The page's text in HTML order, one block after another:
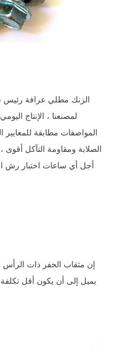
الزنك مطلي عرافة رئيس
المواصفات مطابقة للمعايير
الصلابة ومقاومة التآكل
أجل أي ساعات اختبار رش
إن مثقاب الحفر ذات الرأس
يميل إلى أن يكون أقل تكلفة